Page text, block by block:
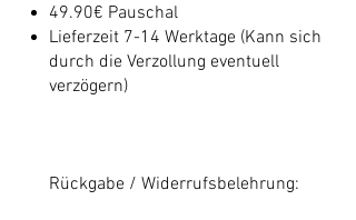
49.90€ Pauschal
Lieferzeit 7-14 Werktage (Kann sich
durch die Verzollung eventuell
verzögern)
Rückgabe / Widerrufsbelehrung: